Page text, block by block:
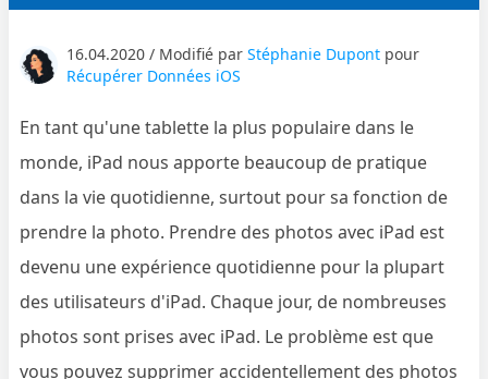
16.04.2020 / Modifié parStéphanie Dupont pour
Récupérer Données iOS
En tant qu'une tablette la plus populaire dans le
monde, iPad nous apporte beaucoup de pratique
dans la vie quotidienne, surtout pour sa fonction de
prendre la photo. Prendre des photos avec iPad est
devenu une expérience quotidienne pour la plupart
des utilisateurs d'iPad. Chaque jour, de nombreuses
photos sont prises avec iPad. Le problème est que
vous pouvez supprimer accidentellement des photos